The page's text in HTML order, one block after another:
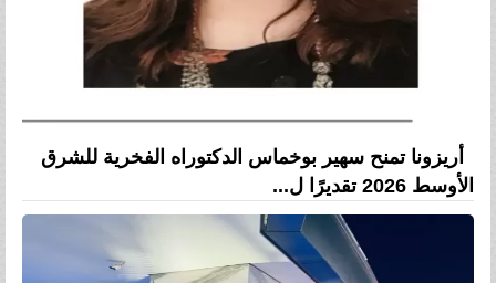
أريزونا تمنح سهير بوخماس الدكتوراه الفخرية للشرق
الأوسط 2026 تقديرًا ل...